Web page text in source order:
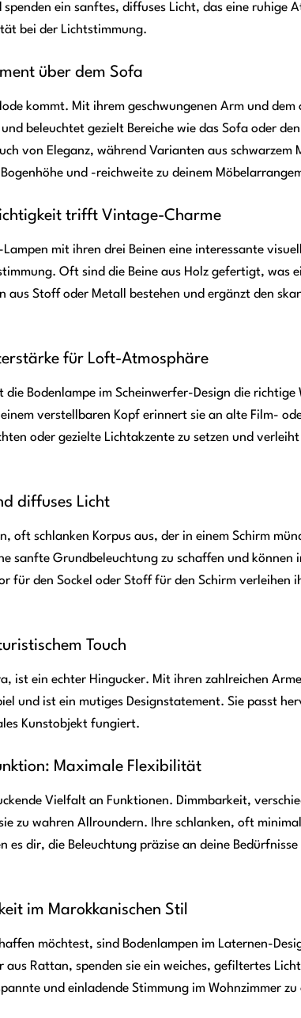
ein sanftes, diffuses Licht, das eine ruhige
bei der Lichtstimmung.
über dem Sofa
kommt. Mit ihrem geschwungenen Arm und
beleuchtet gezielt Bereiche wie das Sofa oder
von Eleganz, während Varianten aus schwarzem
und -reichweite zu deinem
trifft Vintage-Charme
mit ihren drei Beinen eine interessante
Oft sind die Beine aus Holz gefertigt, was
aus Stoff oder Metall bestehen und ergänzt den
für Loft-Atmosphäre
Bodenlampe im Scheinwerfer-Design die
verstellbaren Kopf erinnert sie an alte Film-
oder gezielte Lichtakzente zu setzen und
diffuses Licht
oft schlanken Korpus aus, der in einem Schirm
sanfte Grundbeleuchtung zu schaffen und können
für den Sockel oder Stoff für den Schirm verleihen
Touch
ist ein echter Hingucker. Mit ihren zahlreichen
und ist ein mutiges Designstatement. Sie passt
Kunstobjekt fungiert.
Maximale Flexibilität
Vielfalt an Funktionen. Dimmbarkeit,
zu wahren Allroundern. Ihre schlanken, oft
dir, die Beleuchtung präzise an deine
im Marokkanischen Stil
möchtest, sind Bodenlampen im Laternen-
Rattan, spenden sie ein weiches, gefiltertes
und einladende Stimmung im Wohnzimmer zu